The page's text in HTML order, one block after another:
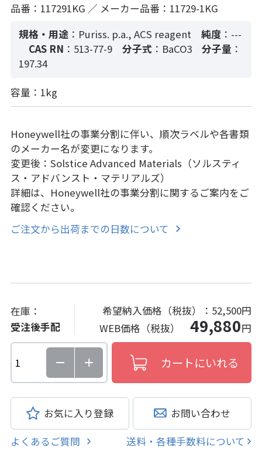
品番：117291KG ／ メーカー品番：11729-1KG
規格・用途 ：Puriss. p.a., ACS reagent 純度：---
CAS RN ：513-77-9 分子式 ：BaCO3 分子量 ：
197.34
容量：1kg
Honeywell社の事業分割に伴い、順次ラベルや各書類
のメーカー名が変更になります。
変更後：Solstice Advanced Materials（ソルスティ
ス・アドバンスト・マテリアルズ）
詳細は、Honeywell社の事業分割に関するご案内をご
確認ください。
ご注文から出荷までの日数について
在庫：
受注後手配
希望納入価格（税抜）： 52,500円
WEB価格（税抜）49,880円
お気に入り登録 お問い合わせ
よくあるご質問 送料・各種手数料について